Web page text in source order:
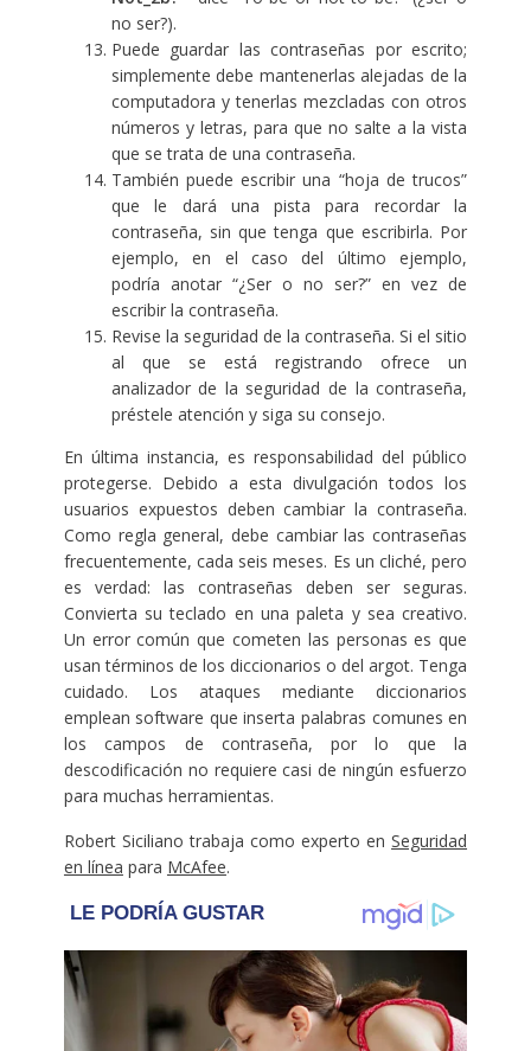
no ser?).
Puede guardar las contraseñas por escrito;
simplemente debe mantenerlas alejadas de la
computadora y tenerlas mezcladas con otros
números y letras, para que no salte a la vista
que se trata de una contraseña.
También puede escribir una “hoja de trucos”
que le dará una pista para recordar la
contraseña, sin que tenga que escribirla. Por
ejemplo, en el caso del último ejemplo,
podría anotar “¿Ser o no ser?” en vez de
escribir la contraseña.
Revise la seguridad de la contraseña. Si el sitio
al que se está registrando ofrece un
analizador de la seguridad de la contraseña,
préstele atención y siga su consejo.
En última instancia, es responsabilidad del público
protegerse. Debido a esta divulgación todos los
usuarios expuestos deben cambiar la contraseña.
Como regla general, debe cambiar las contraseñas
frecuentemente, cada seis meses. Es un cliché, pero
es verdad: las contraseñas deben ser seguras.
Convierta su teclado en una paleta y sea creativo.
Un error común que cometen las personas es que
usan términos de los diccionarios o del argot. Tenga
cuidado. Los ataques mediante diccionarios
emplean software que inserta palabras comunes en
los campos de contraseña, por lo que la
descodificación no requiere casi de ningún esfuerzo
para muchas herramientas.
Robert Siciliano trabaja como experto enSeguridad
en línea para McAfee.